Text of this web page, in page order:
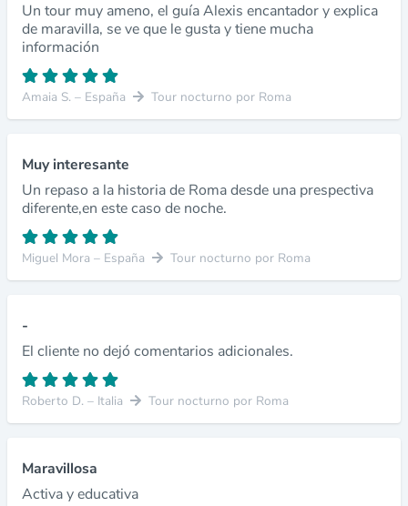
Un tour muy ameno, el guía Alexis encantador y explica
de maravilla, se ve que le gusta y tiene mucha
información
Amaia S. – España Tour nocturno por Roma
Muy interesante
Un repaso a la historia de Roma desde una prespectiva
diferente,en este caso de noche.
Miguel Mora – España Tour nocturno por Roma
-
El cliente no dejó comentarios adicionales.
Roberto D. – Italia Tour nocturno por Roma
Maravillosa
Activa y educativa